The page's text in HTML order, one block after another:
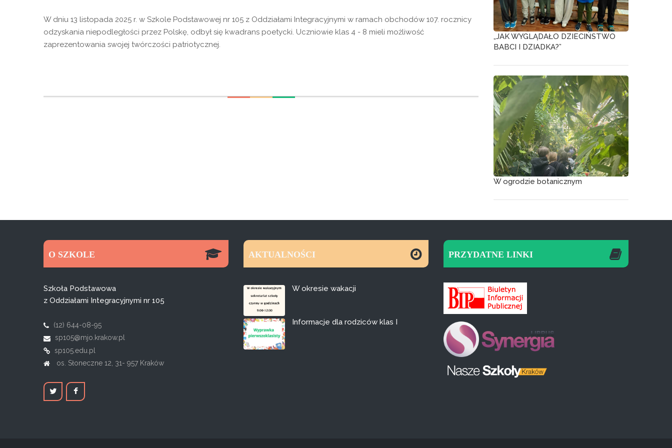
W dniu 13 listopada 2025 r. w Szkole Podstawowej nr 105 z Oddziałami Integracyjnymi w ramach obchodów 107. rocznicy
odzyskania niepodległości przez Polskę, odbył się kwadrans poetycki. Uczniowie klas 4 - 8 mieli możliwość
zaprezentowania swojej twórczości patriotycznej.
„JAK WYGLĄDAŁO DZIECIŃSTWO
BABCI I DZIADKA?”
W ogrodzie botanicznym
O SZKOLE
Szkoła Podstawowa
z Oddziałami Integracyjnymi nr 105
(12) 644-08-95
sp105@mjo.krakow.pl
sp105.edu.pl
os. Słoneczne 12, 31- 957 Kraków
AKTUALNOŚCI
W okresie wakacji
Informacje dla rodziców klas I
PRZYDATNE LINKI